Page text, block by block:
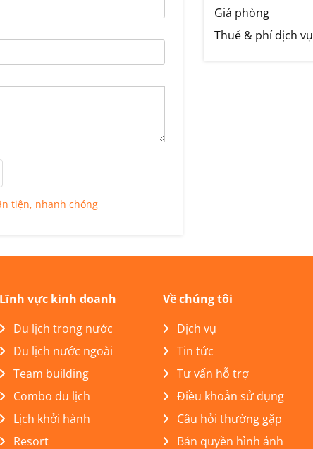
tiện, nhanh chóng
Giá phòng
Thuế & phí dịch vụ
Lĩnh vực kinh doanh
Du lịch trong nước
Du lịch nước ngoài
Team building
Combo du lịch
Lịch khởi hành
Resort
Về chúng tôi
Dịch vụ
Tin tức
Tư vấn hỗ trợ
Điều khoản sử dụng
Câu hỏi thường gặp
Bản quyền hình ảnh